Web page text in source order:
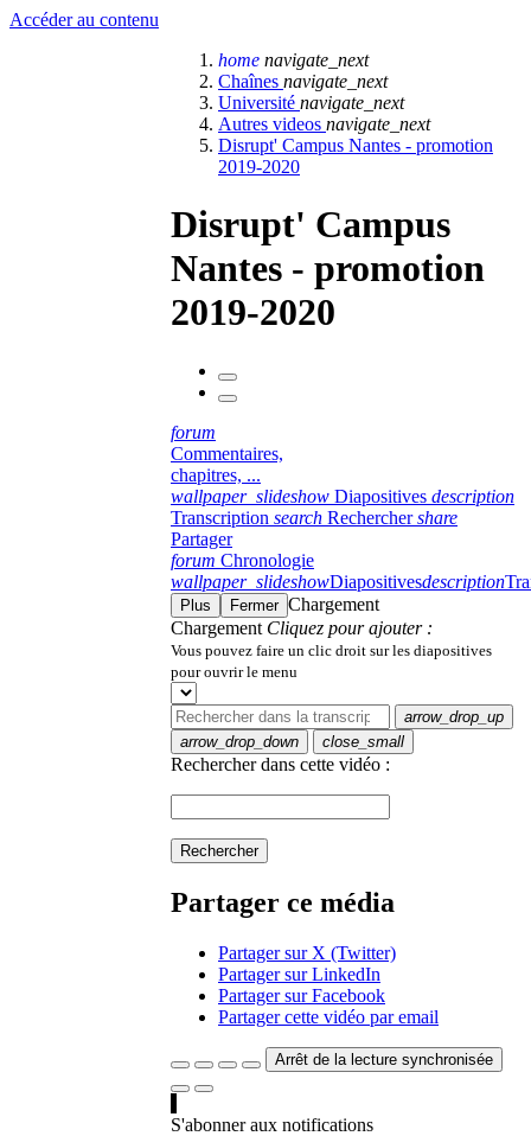
Accéder au contenu
home navigate_next
Chaînes navigate_next
Université navigate_next
Autres videos navigate_next
Disrupt' Campus Nantes - promotion
2019-2020
Disrupt' Campus
Nantes - promotion
2019-2020
forum
Commentaires,
chapitres, ...
wallpaper_slideshow Diapositives description
Transcription search Rechercher share
Partager
forum Chronologie
wallpaper_slideshowDiapositivesdescription
Plus Fermer Chargement
Chargement Cliquez pour ajouter :
Vous pouvez faire un clic droit sur les diapositives
pour ouvrir le menu
arrow_drop_up
arrow_drop_down
close_small
Rechercher dans cette vidéo :
Rechercher
Partager ce média
Partager sur X (Twitter)
Partager sur LinkedIn
Partager sur Facebook
Partager cette vidéo par email
Arrêt de la lecture synchronisée
S'abonner aux notifications